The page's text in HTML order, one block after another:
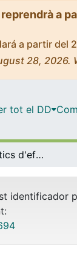
a
a partir del
28, 2026.
tot el DD
Marcadors genètics d'eficàcia i toxicitat en el tractament del càncer colorectal
identificador